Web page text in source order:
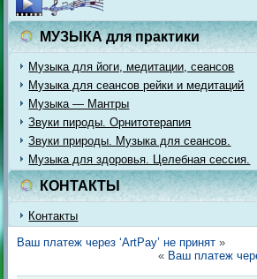
МУЗЫКА для практики
Музыка для йоги, медитации, сеансов
Музыка для сеансов рейки и медитаций
Музыка — Мантры
Звуки пироды. Орнитотерапия
Звуки природы. Музыка для сеансов.
Музыка для здоровья. Целебная сессия.
КОНТАКТЫ
Контакты
Ваш платеж через ‘ArtPay’ не принят »
« Ваш платеж